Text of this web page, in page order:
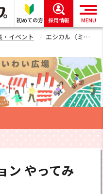
初めての方 採用情報 MENU
・イベント エシカル〈ミッション やってみる〉報告フォーム
ン やってみ